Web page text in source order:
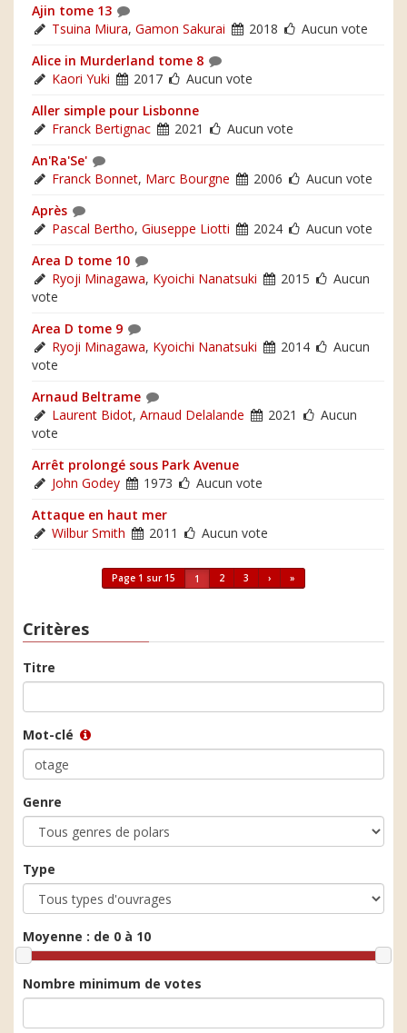
Ajin tome 13
Tsuina Miura, Gamon Sakurai 2018
Aucun vote
Alice in Murderland tome 8
Kaori Yuki
2017
Aucun vote
Aller simple pour Lisbonne
Franck Bertignac
2021
Aucun vote
An'Ra'Se'
Franck Bonnet, Marc Bourgne 2006
Aucun vote
Après
Pascal Bertho, Giuseppe Liotti 2024
Aucun vote
Area D tome 10
Ryoji Minagawa, Kyoichi Nanatsuki 2015
Aucun
vote
Area D tome 9
Ryoji Minagawa, Kyoichi Nanatsuki 2014
Aucun
vote
Arnaud Beltrame
Laurent Bidot, Arnaud Delalande 2021
Aucun
vote
Arrêt prolongé sous Park Avenue
John Godey
1973
Aucun vote
Attaque en haut mer
Wilbur Smith
2011 Aucun vote
Page 1 sur 15 1 2 3 › »
Critères
Titre
Mot-clé
Genre
Type
Moyenne : de 0 à 10
Nombre minimum de votes